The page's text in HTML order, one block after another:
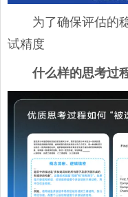
为了确保评估的
试精度
什么样的思考过